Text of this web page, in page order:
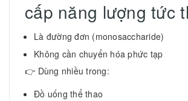
cấp năng lượng tức
Là đường đơn (monosaccharide)
Không cần chuyển hóa phức tạp
👉 Dùng nhiều trong:
Đồ uống thể thao